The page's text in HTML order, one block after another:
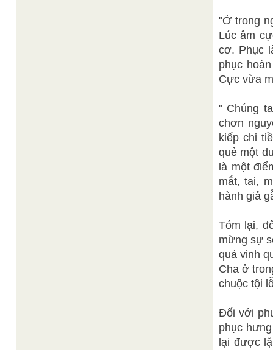
"Ở trong
Lúc âm
cơ. Phục
phục
Cực vừa
" Chúng
chơn
kiếp chi
quẻ một
là một
mắt, tai,
hành giả
Tóm lại,
mừng sự
quả vinh
Cha ở
chuộc tội
Đối với
phục
lại được